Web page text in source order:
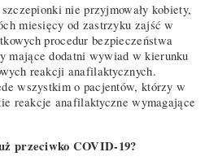
nie przyjmowały kobiety,
miesięcy od zastrzyku zajść w
procedur bezpieczeństwa
mające dodatni wywiad w kierunku
reakcji anafilaktycznych.
wszystkim o pacjentów, którzy w
reakcje anafilaktyczne wymagające
przeciwko COVID-19?